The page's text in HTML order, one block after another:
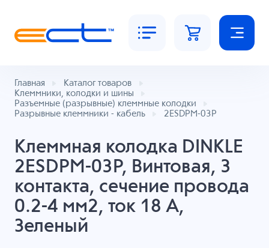
Главная
Каталог товаров
Клеммники, колодки и шины
Разъемные (разрывные) клеммные колодки
Разрывные клеммники - кабель
2ESDPM-03P
Клеммная колодка DINKLE
2ESDPM-03P, Винтовая, 3
контакта, сечение провода
0.2-4 мм2, ток 18 A,
Зеленый